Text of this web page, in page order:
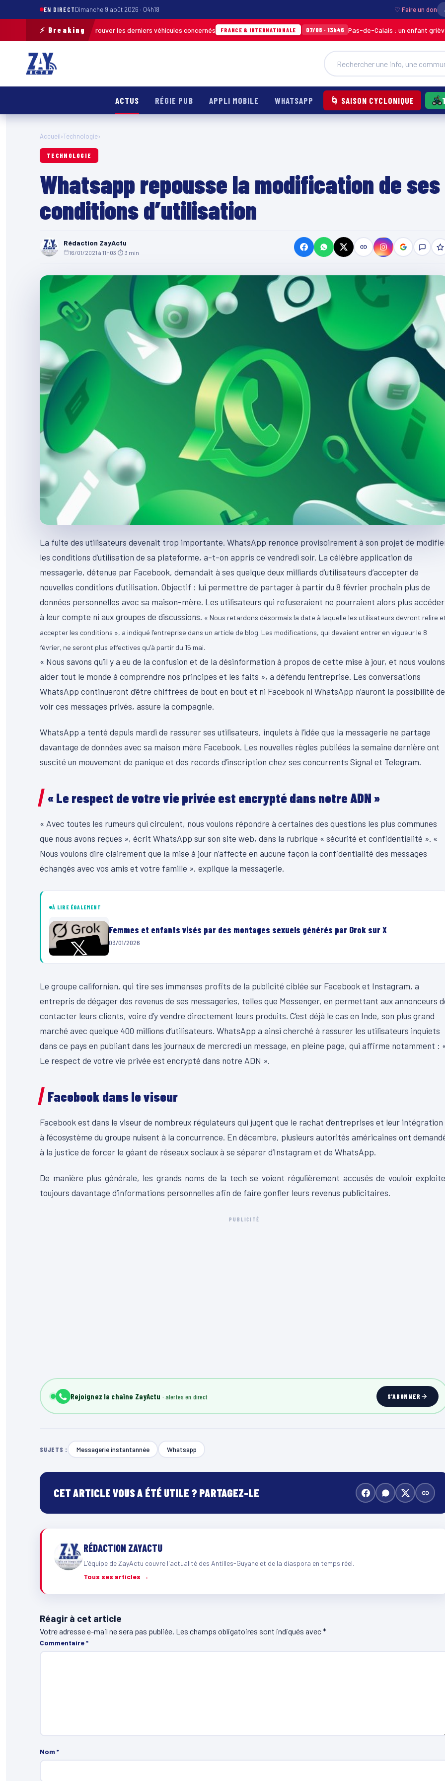
EN DIRECTDimanche 9 août 2026 · 04h18 ♡ Faire un don
⚡ Breaking
terrain pour retrouver les derniers véhicules concernés FRANCE & INTERNATIONALE 07/08 · 13h46 Pas-de-Calais : un enfant grièvement brûlé
ACTUS RÉGIE PUB APPLI MOBILE WHATSAPP 🌀 SAISON CYCLONIQUE
Accueil›Technologie›
TECHNOLOGIE
Whatsapp repousse la modification de ses
conditions d’utilisation
Rédaction ZayActu
16/01/2021 à 11h03 ⏱ 3 min
La fuite des utilisateurs devenait trop importante. WhatsApp renonce provisoirement à son projet de
les conditions d’utilisation de sa plateforme, a-t-on appris ce vendredi soir. La célèbre application de
messagerie, détenue par Facebook, demandait à ses quelque deux milliards d’utilisateurs d’accepter de
nouvelles conditions d’utilisation. Objectif : lui permettre de partager à partir du 8 février prochain plus de
données personnelles avec sa maison-mère. Les utilisateurs qui refuseraient ne pourraient alors plus accéder
à leur compte ni aux groupes de discussions. « Nous retardons désormais la date à laquelle les utilisateurs devront relire
accepter les conditions », a indiqué l’entreprise dans un article de blog. Les modifications, qui devaient entrer en vigueur le 8
février, ne seront plus effectives qu’à partir du 15 mai.
« Nous savons qu’il y a eu de la confusion et de la désinformation à propos de cette mise à jour, et nous voulons
aider tout le monde à comprendre nos principes et les faits », a défendu l’entreprise. Les conversations
WhatsApp continueront d’être chiffrées de bout en bout et ni Facebook ni WhatsApp n’auront la possibilité de
voir ces messages privés, assure la compagnie.
WhatsApp a tenté depuis mardi de rassurer ses utilisateurs, inquiets à l’idée que la messagerie ne partage
davantage de données avec sa maison mère Facebook. Les nouvelles règles publiées la semaine dernière ont
suscité un mouvement de panique et des records d’inscription chez ses concurrents Signal et Telegram.
« Le respect de votre vie privée est encrypté dans notre ADN »
« Avec toutes les rumeurs qui circulent, nous voulons répondre à certaines des questions les plus communes
que nous avons reçues », écrit WhatsApp sur son site web, dans la rubrique « sécurité et confidentialité ». «
Nous voulons dire clairement que la mise à jour n’affecte en aucune façon la confidentialité des messages
échangés avec vos amis et votre famille », explique la messagerie.
À LIRE ÉGALEMENT
Femmes et enfants visés par des montages sexuels générés par Grok sur X
03/01/2026
Le groupe californien, qui tire ses immenses profits de la publicité ciblée sur Facebook et Instagram, a
entrepris de dégager des revenus de ses messageries, telles que Messenger, en permettant aux annonceurs
contacter leurs clients, voire d’y vendre directement leurs produits. C’est déjà le cas en Inde, son plus grand
marché avec quelque 400 millions d’utilisateurs. WhatsApp a ainsi cherché à rassurer les utilisateurs inquiets
dans ce pays en publiant dans les journaux de mercredi un message, en pleine page, qui affirme notamment :
Le respect de votre vie privée est encrypté dans notre ADN ».
Facebook dans le viseur
Facebook est dans le viseur de nombreux régulateurs qui jugent que le rachat d’entreprises et leur intégration
à l’écosystème du groupe nuisent à la concurrence. En décembre, plusieurs autorités américaines ont
à la justice de forcer le géant de réseaux sociaux à se séparer d’Instagram et de WhatsApp.
De manière plus générale, les grands noms de la tech se voient régulièrement accusés de vouloir
toujours davantage d’informations personnelles afin de faire gonfler leurs revenus publicitaires.
PUBLICITÉ
Rejoignez la chaîne ZayActu S'ABONNER
SUJETS : Messagerie instantannée Whatsapp
CET ARTICLE VOUS A ÉTÉ UTILE ? PARTAGEZ-LE
RÉDACTION ZAYACTU
L'équipe de ZayActu couvre l'actualité des Antilles-Guyane et de la diaspora en temps réel.
Tous ses articles →
Réagir à cet article
Votre adresse e-mail ne sera pas publiée. Les champs obligatoires sont indiqués avec*
Commentaire*
Nom *